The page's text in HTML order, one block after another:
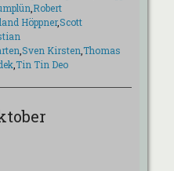
Robert
Höppner,Scott
Sven Kirsten Thomas
,Tin Tin Deo